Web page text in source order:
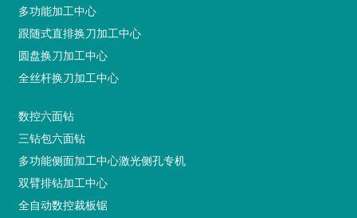
多功能加工中心
跟随式直排换刀加工中心
圆盘换刀加工中心
全丝杆换刀加工中心
数控六面钻
三钻包六面钻
多功能侧面加工中心激光侧孔专机
双臂排钻加工中心
全自动数控裁板锯